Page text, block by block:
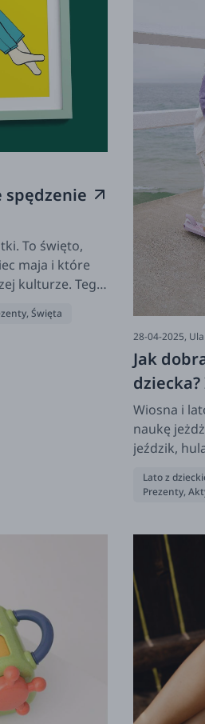
jest po
śmiech.
spędzenie
To święto,
maja i które
kulturze. Tego
I to im należy
jak możecie
, Święta
28-04-2025, Ula
Jak
Wiosna i
naukę
jeździk,
Lato z
Prezenty,